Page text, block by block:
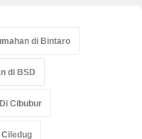
di Bintaro
di BSD
Cibubur
Ciledug